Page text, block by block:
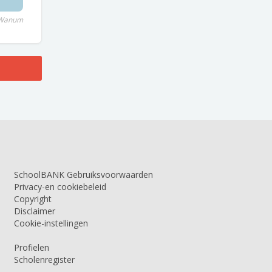
SchoolBANK Gebruiksvoorwaarden
Privacy-en cookiebeleid
Copyright
Disclaimer
Cookie-instellingen
Profielen
Scholenregister